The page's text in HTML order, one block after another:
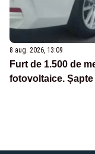
8 aug. 2026, 13:09
Furt de 1.500 de
fotovoltaice.